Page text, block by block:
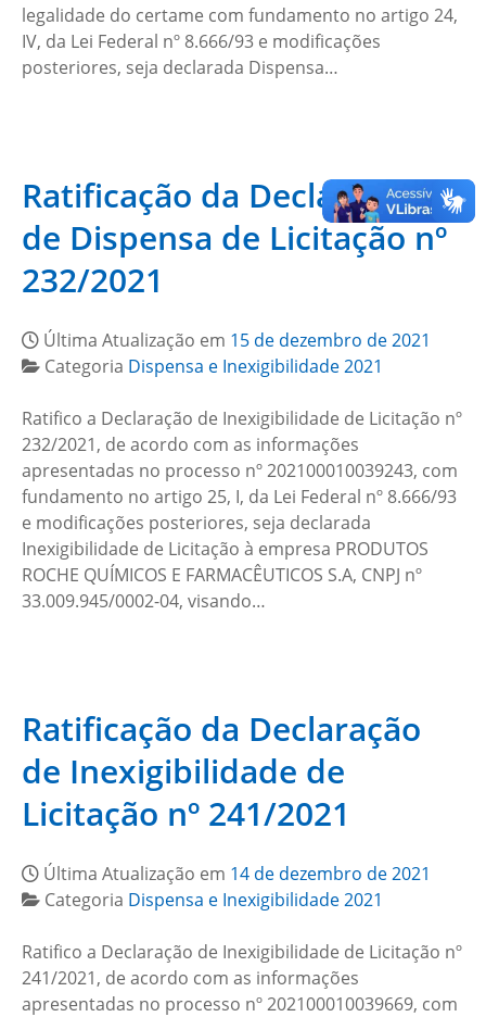
legalidade do certame com fundamento no artigo 24,
IV, da Lei Federal nº 8.666/93 e modificações
posteriores, seja declarada Dispensa…
Ratificação da Declaração
de Dispensa de Licitação nº
232/2021
Última Atualização em 15 de dezembro de 2021
Categoria Dispensa e Inexigibilidade 2021
Ratifico a Declaração de Inexigibilidade de Licitação nº
232/2021, de acordo com as informações
apresentadas no processo nº 202100010039243, com
fundamento no artigo 25, I, da Lei Federal nº 8.666/93
e modificações posteriores, seja declarada
Inexigibilidade de Licitação à empresa PRODUTOS
ROCHE QUÍMICOS E FARMACÊUTICOS S.A, CNPJ nº
33.009.945/0002-04, visando…
Ratificação da Declaração
de Inexigibilidade de
Licitação nº 241/2021
Última Atualização em 14 de dezembro de 2021
Categoria Dispensa e Inexigibilidade 2021
Ratifico a Declaração de Inexigibilidade de Licitação nº
241/2021, de acordo com as informações
apresentadas no processo nº 202100010039669, com